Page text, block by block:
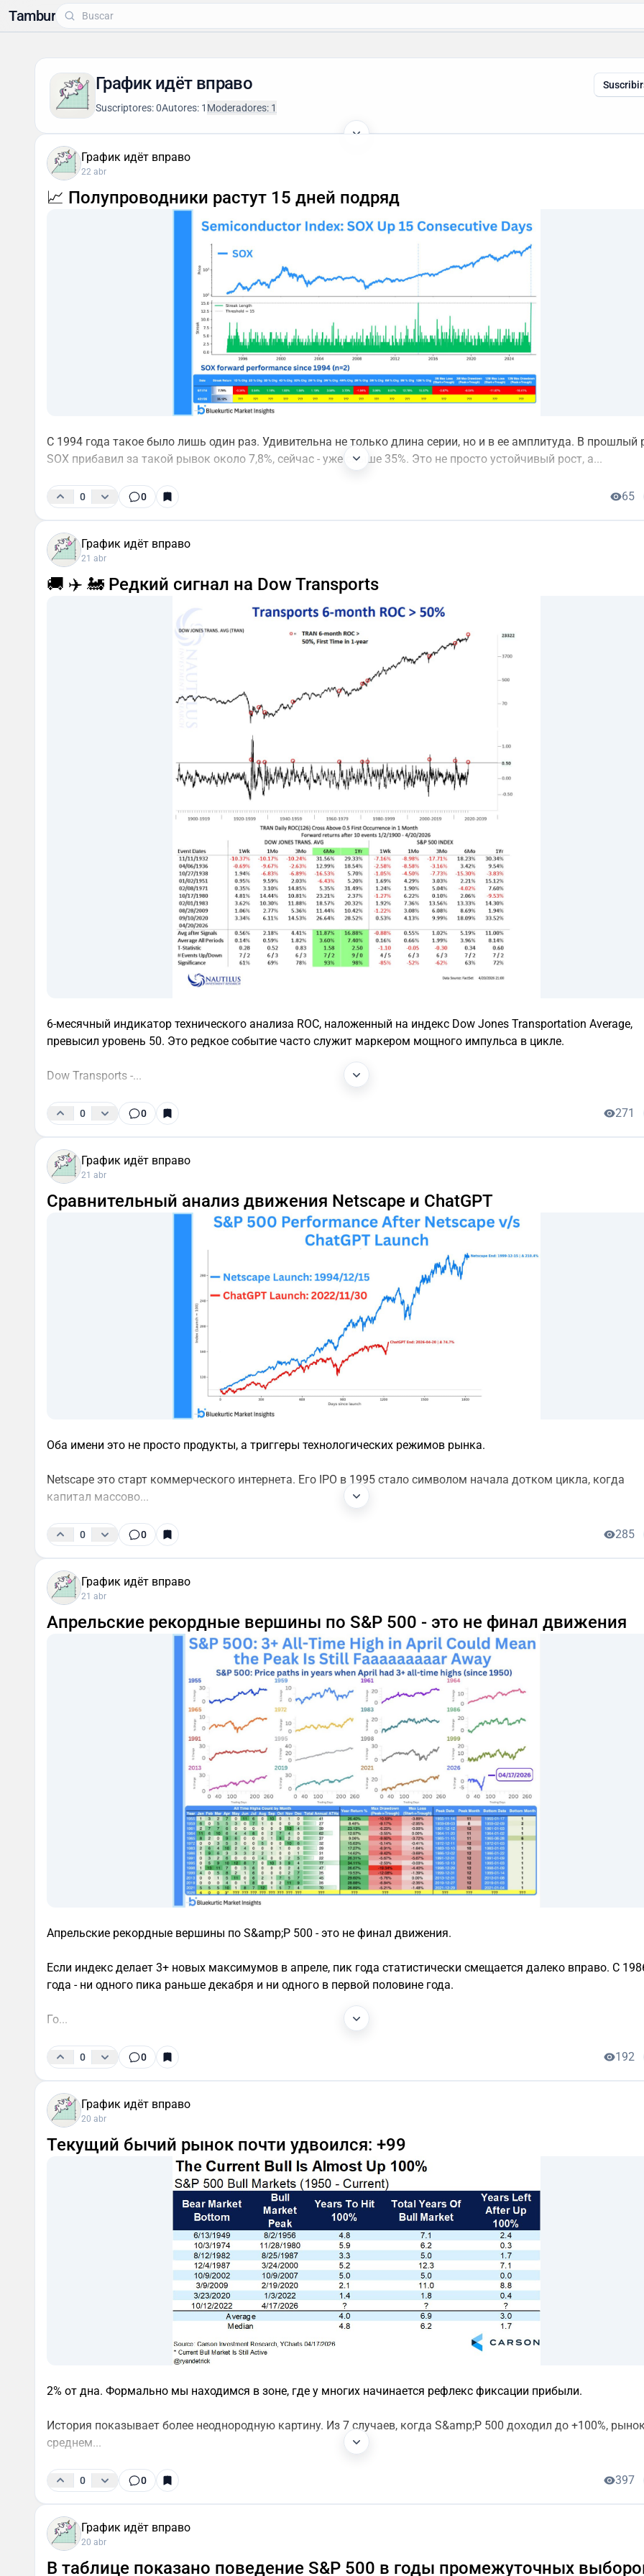
Tambur
График идёт вправо
Suscriptores: 0Autores: 1 Moderadores: 1
График идёт вправо
22 abr
📈 Полупроводники растут 15 дней подряд
С 1994 года такое было лишь один раз. Удивительна не только длина серии, но и в ее амплитуда. В прошлый
SOX прибавил за такой рывок около 7,8%, сейчас - уже свыше 35%. Это не просто устойчивый рост, а...
0 0 65
График идёт вправо
21 abr
🚚 ✈️ 🚂 Редкий сигнал на Dow Transports
6-месячный индикатор технического анализа ROC, наложенный на индекс Dow Jones Transportation Average,
превысил уровень 50. Это редкое событие часто служит маркером мощного импульса в цикле.
Dow Transports -...
0 0 271
График идёт вправо
21 abr
Сравнительный анализ движения Netscape и ChatGPT
Оба имени это не просто продукты, а триггеры технологических режимов рынка.
Netscape это старт коммерческого интернета. Его IPO в 1995 стало символом начала дотком цикла, когда
капитал массово...
0 0 285
График идёт вправо
21 abr
Апрельские рекордные вершины по S&P 500 - это не финал движения
Апрельские рекордные вершины по S&amp;P 500 - это не финал движения.
Если индекс делает 3+ новых максимумов в апреле, пик года статистически смещается далеко вправо. С
года - ни одного пика раньше декабря и ни одного в первой половине года.
Го...
0 0 192
График идёт вправо
20 abr
Текущий бычий рынок почти удвоился: +99
2% от дна. Формально мы находимся в зоне, где у многих начинается рефлекс фиксации прибыли.
История показывает более неоднородную картину. Из 7 случаев, когда S&amp;P 500 доходил до +100%,
среднем...
0 0 397
График идёт вправо
20 abr
В таблице показано поведение S&P 500 в годы промежуточных